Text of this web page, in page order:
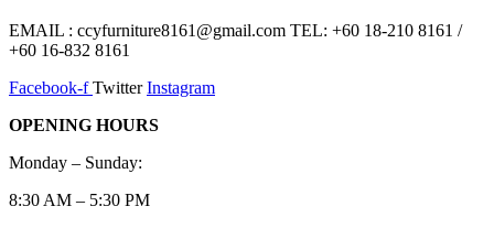
EMAIL : ccyfurniture8161@gmail.com TEL: +60 18-210 8161 /
+60 16-832 8161
Facebook-f Twitter Instagram
OPENING HOURS
Monday – Sunday:
8:30 AM – 5:30 PM